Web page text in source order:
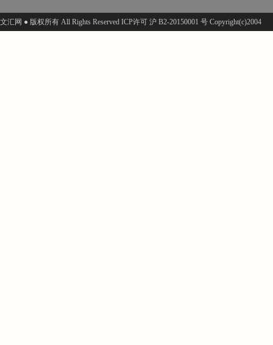
文汇网 ● 版权所有 All Rights Reserved ICP许可 沪 B2-20150001 号 Copyright(c)2004